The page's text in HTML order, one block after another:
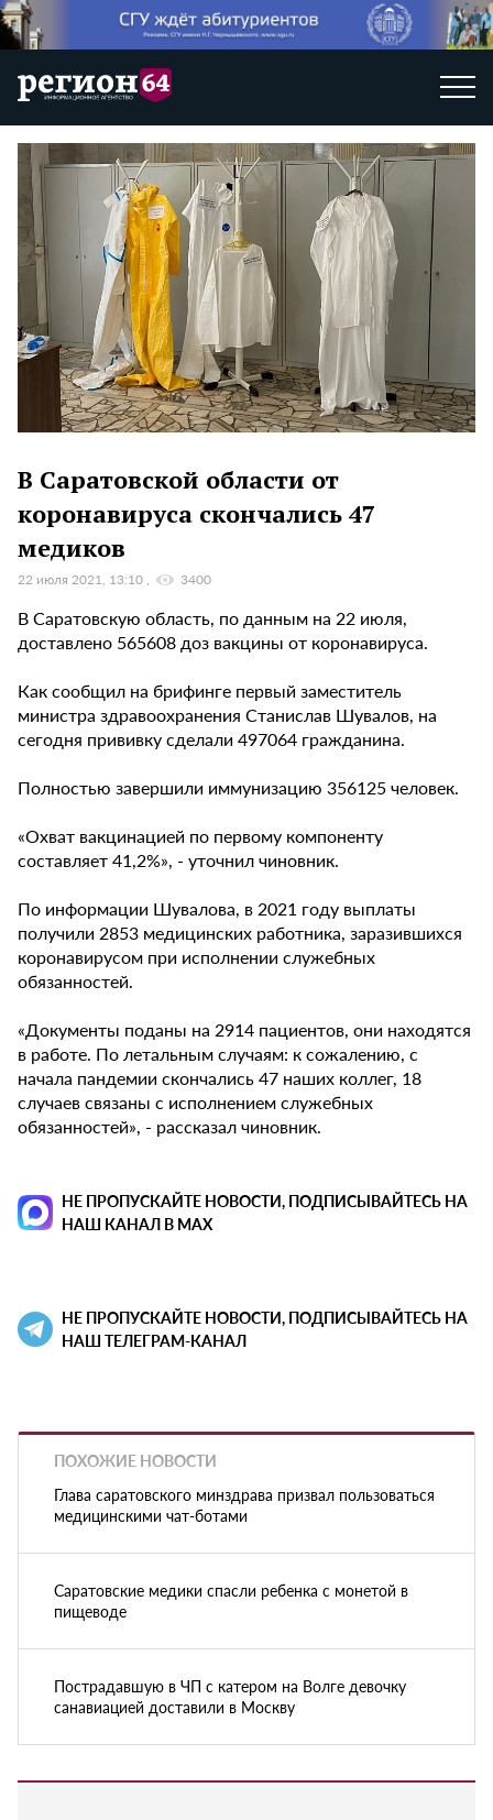
В Саратовской области от
коронавируса скончались 47
медиков
22 июля 2021, 13:10 3400
В Саратовскую область, по данным на 22 июля,
доставлено 565608 доз вакцины от коронавируса.
Как сообщил на брифинге первый заместитель
министра здравоохранения Станислав Шувалов, на
сегодня прививку сделали 497064 гражданина.
Полностью завершили иммунизацию 356125 человек.
«Охват вакцинацией по первому компоненту
составляет 41,2%», - уточнил чиновник.
По информации Шувалова, в 2021 году выплаты
получили 2853 медицинских работника, заразившихся
коронавирусом при исполнении служебных
обязанностей.
«Документы поданы на 2914 пациентов, они находятся
в работе. По летальным случаям: к сожалению, с
начала пандемии скончались 47 наших коллег, 18
случаев связаны с исполнением служебных
обязанностей», - рассказал чиновник.
НЕ ПРОПУСКАЙТЕ НОВОСТИ, ПОДПИСЫВАЙТЕСЬ НА
НАШ КАНАЛ В MAX
НЕ ПРОПУСКАЙТЕ НОВОСТИ, ПОДПИСЫВАЙТЕСЬ НА
НАШ ТЕЛЕГРАМ-КАНАЛ
ПОХОЖИЕ НОВОСТИ
Глава саратовского минздрава призвал пользоваться
медицинскими чат-ботами
Саратовские медики спасли ребенка с монетой в
пищеводе
Пострадавшую в ЧП с катером на Волге девочку
санавиацией доставили в Москву